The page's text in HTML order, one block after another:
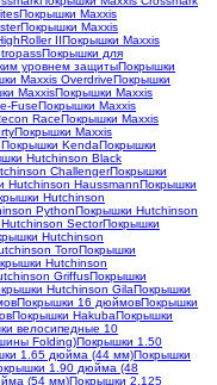
Покрышки Maxxis
Покрышки Maxxis
IIПокрышки Maxxis
Покрышки для
уровнем защитыПокрышки
Maxxis OverdriveПокрышки
MaxxisПокрышки Maxxis
FuseПокрышки Maxxis
RaceПокрышки Maxxis
Покрышки Maxxis
Покрышки KendaПокрышки
Hutchinson Black
ChallengerПокрышки
Hutchinson HaussmannПокрышки
Hutchinson
PythonПокрышки Hutchinson
SectorПокрышки
Hutchinson
ToroПокрышки
Hutchinson
GriffusПокрышки
Hutchinson GilaПокрышки
Покрышки 16 дюймовПокрышки
Покрышки HakubaПокрышки
велосипедные 10
Folding)Покрышки 1.50
1.65 дюйма (44 мм)Покрышки
1.90 дюйма (48
(54 мм)Покрышки 2.125